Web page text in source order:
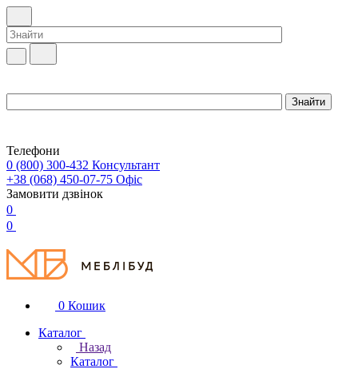
Телефони
0 (800) 300-432 Консультант
+38 (068) 450-07-75 Офіс
Замовити дзвінок
0
0
0 Кошик
Каталог
Назад
Каталог